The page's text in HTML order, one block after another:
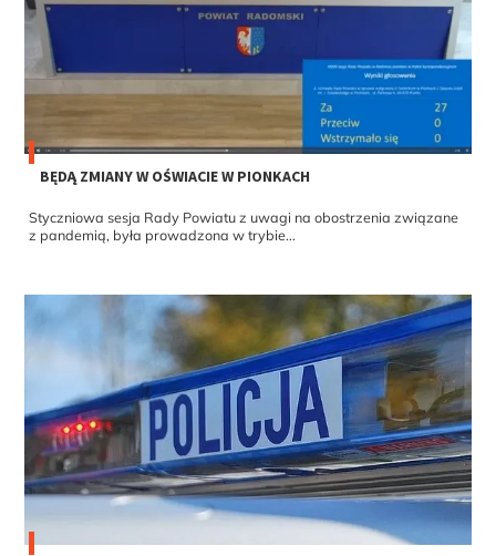
BĘDĄ ZMIANY W OŚWIACIE W PIONKACH
Styczniowa sesja Rady Powiatu z uwagi na obostrzenia związane
z pandemią, była prowadzona w trybie...